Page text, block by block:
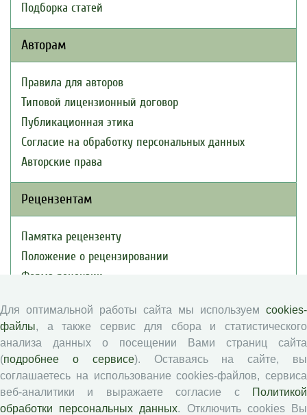
Подборка статей
Авторам
Правила для авторов
Типовой лицензионный договор
Публикационная этика
Согласие на обработку персональных данных
Авторские права
Рецензентам
Памятка рецензенту
Положение о рецензировании
Форма рецензии
Журналы ВолНЦ РАН
Экономические и социальные перемены
Проблемы развития территории
Вопросы территориального развития
Для оптимальной работы сайта мы используем cookies-
файлы, а также сервис для сбора и статистического
анализа данных о посещении Вами страниц сайта
(подробнее о сервисе). Оставаясь на сайте, вы
соглашаетесь на использование cookies-файлов, сервиса
веб-аналитики и выражаете согласие с
Политикой
обработки персональных данных. Отключить cookies Вы